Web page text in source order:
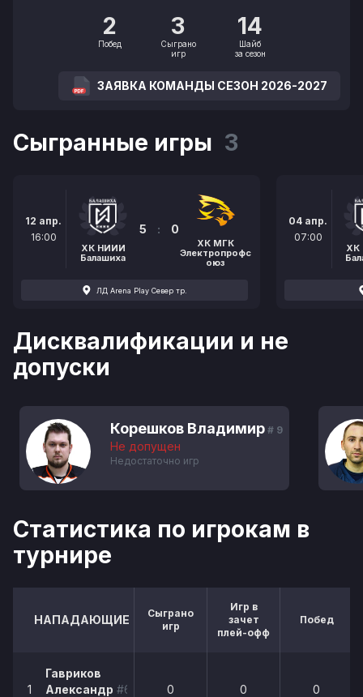
2
Побед
3
Сыграно
игр
14
Шайб
за сезон
ЗАЯВКА КОМАНДЫ СЕЗОН 2026-2027
Сыгранные игры 3
12 апр.
16:00
ХК НИИИ
Балашиха
5 : 0
ХК МГК
Электропрофс
оюз
ЛД Arena Play Север тр.
04 апр.
07:00
ХК
Дисквалификации и не
допуски
Корешков Владимир # 9
Не допущен
Недостаточно игр
Статистика по игрокам в
турнире
НАПАДАЮЩИЕ
Сыграно
игр
Игр в
зачет
плей-офф
Побед
1
Гавриков
Александр #64 0 0 0